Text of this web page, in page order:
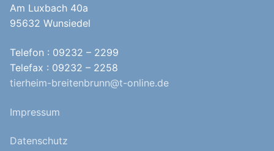
Am Luxbach 40a
95632 Wunsiedel
Telefon : 09232 – 2299
Telefax : 09232 – 2258
tierheim-breitenbrunn@t-online.de
Impressum
Datenschutz